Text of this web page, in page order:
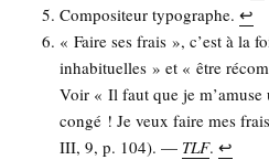
Com­po­si­teur typo­graphe.↩︎
« Faire ses frais », c’est à la
inha­bi­tuelles » et « être
Voir « Il faut que je
congé ! Je veux faire mes
III, 9, p. 104). — TLF.↩︎